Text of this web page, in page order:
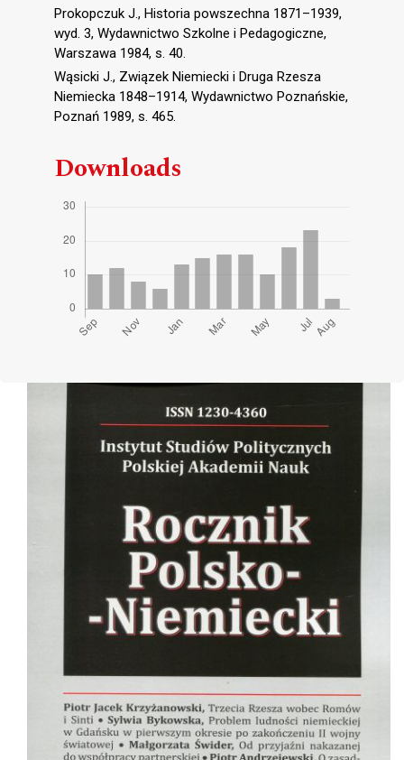
Prokopczuk J., Historia powszechna 1871–1939,
wyd. 3, Wydawnictwo Szkolne i Pedagogiczne,
Warszawa 1984, s. 40.
Wąsicki J., Związek Niemiecki i Druga Rzesza
Niemiecka 1848–1914, Wydawnictwo Poznańskie,
Poznań 1989, s. 465.
Downloads
Cover image